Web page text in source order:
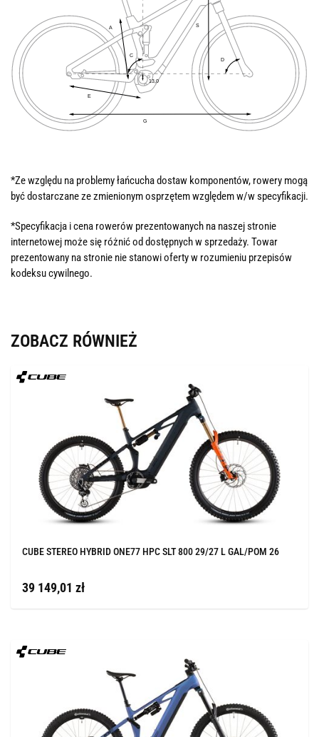
*Ze względu na problemy łańcucha dostaw komponentów, rowery mogą
być dostarczane ze zmienionym osprzętem względem w/w specyfikacji.
*Specyfikacja i cena rowerów prezentowanych na naszej stronie
internetowej może się różnić od dostępnych w sprzedaży. Towar
prezentowany na stronie nie stanowi oferty w rozumieniu przepisów
kodeksu cywilnego.
ZOBACZ RÓWNIEŻ
CUBE STEREO HYBRID ONE77 HPC SLT 800 29/27 L GAL/POM 26
39 149,01 zł